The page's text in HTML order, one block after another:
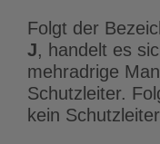
Folgt der
J, handelt es
mehradrige
Schutzleiter.
kein